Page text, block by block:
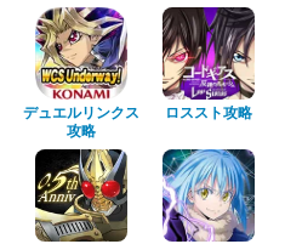
デュエルリンクス
攻略
ロススト攻略